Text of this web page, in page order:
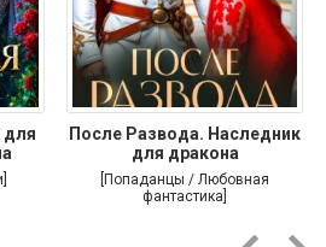
для
После Развода. Наследник
для дракона
[Попаданцы / Любовная
фантастика]